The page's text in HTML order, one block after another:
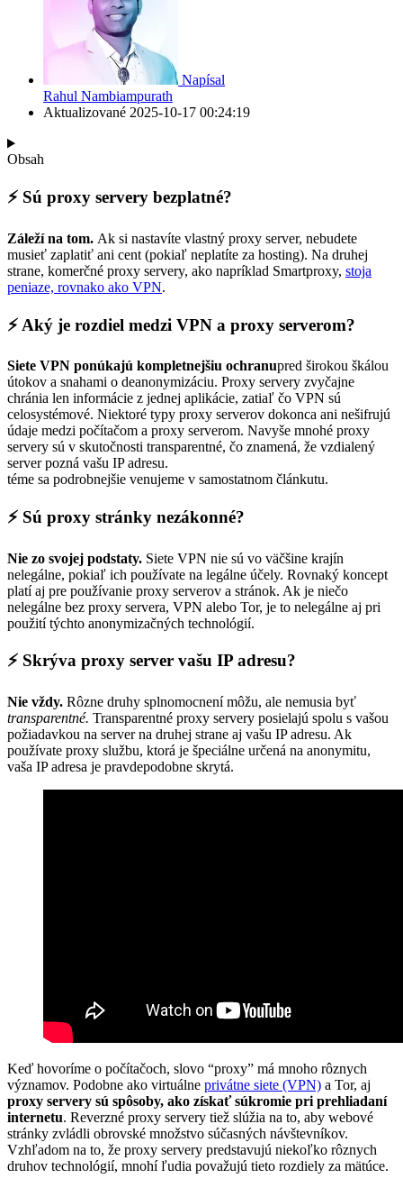
Napísal
Rahul Nambiampurath
Aktualizované 2025-10-17 00:24:19
Obsah
⚡ Sú proxy servery bezplatné?
Záleží na tom. Ak si nastavíte vlastný proxy server, nebudete
musieť zaplatiť ani cent (pokiaľ neplatíte za hosting). Na druhej
strane, komerčné proxy servery, ako napríklad Smartproxy, stoja
peniaze, rovnako ako VPN.
⚡ Aký je rozdiel medzi VPN a proxy serverom?
Siete VPN ponúkajú kompletnejšiu ochranupred širokou škálou
útokov a snahami o deanonymizáciu. Proxy servery zvyčajne
chránia len informácie z jednej aplikácie, zatiaľ čo VPN sú
celosystémové. Niektoré typy proxy serverov dokonca ani nešifrujú
údaje medzi počítačom a proxy serverom. Navyše mnohé proxy
servery sú v skutočnosti transparentné, čo znamená, že vzdialený
server pozná vašu IP adresu.
téme sa podrobnejšie venujeme v samostatnom článkutu.
⚡ Sú proxy stránky nezákonné?
Nie zo svojej podstaty. Siete VPN nie sú vo väčšine krajín
nelegálne, pokiaľ ich používate na legálne účely. Rovnaký koncept
platí aj pre používanie proxy serverov a stránok. Ak je niečo
nelegálne bez proxy servera, VPN alebo Tor, je to nelegálne aj pri
použití týchto anonymizačných technológií.
⚡ Skrýva proxy server vašu IP adresu?
Nie vždy. Rôzne druhy splnomocnení môžu, ale nemusia byť
transparentné. Transparentné proxy servery posielajú spolu s vašou
požiadavkou na server na druhej strane aj vašu IP adresu. Ak
používate proxy službu, ktorá je špeciálne určená na anonymitu,
vaša IP adresa je pravdepodobne skrytá.
Keď hovoríme o počítačoch, slovo “proxy” má mnoho rôznych
významov. Podobne ako virtuálne privátne siete (VPN) a Tor, aj
proxy servery sú spôsoby, ako získať súkromie pri prehliadaní
internetu. Reverzné proxy servery tiež slúžia na to, aby webové
stránky zvládli obrovské množstvo súčasných návštevníkov.
Vzhľadom na to, že proxy servery predstavujú niekoľko rôznych
druhov technológií, mnohí ľudia považujú tieto rozdiely za mätúce.